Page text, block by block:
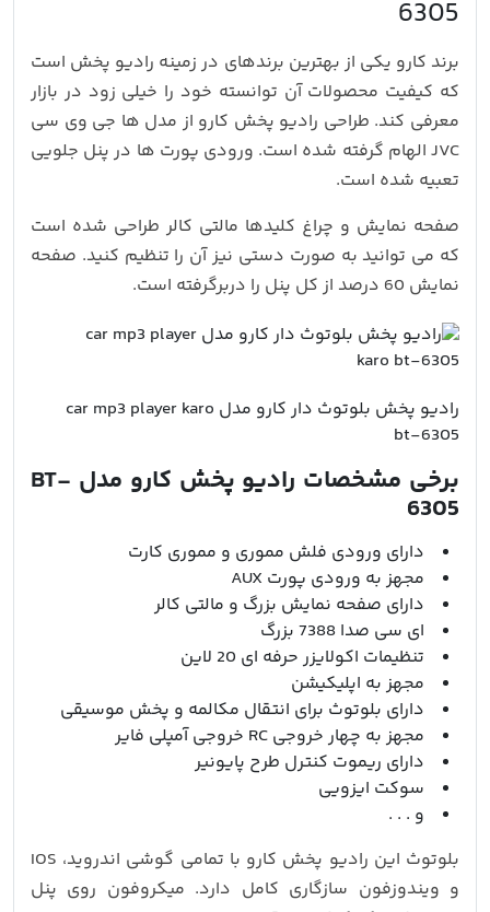
6305
برند کارو یکی از بهترین برندهای در زمینه رادیو پخش است
که کیفیت محصولات آن توانسته خود را خیلی زود در بازار
معرفی کند. طراحی رادیو پخش کارو از مدل ها جی وی سی
JVC الهام گرفته شده است. ورودی پورت ها در پنل جلویی
تعبیه شده است.
صفحه نمایش و چراغ کلیدها مالتی کالر طراحی شده است
که می توانید به صورت دستی نیز آن را تنظیم کنید. صفحه
نمایش 60 درصد از کل پنل را دربرگرفته است.
رادیو پخش بلوتوث دار کارو مدل car mp3 player karo
bt-6305
برخی مشخصات رادیو پخش کارو مدل BT-
6305
دارای ورودی فلش مموری و مموری کارت
مجهز به ورودی پورت AUX
دارای صفحه نمایش بزرگ و مالتی کالر
ای سی صدا 7388 بزرگ
تنظیمات اکولایزر حرفه ای 20 لاین
مجهز به اپلیکیشن
دارای بلوتوث برای انتقال مکالمه و پخش موسیقی
مجهز به چهار خروجی RC خروجی آمپلی فایر
دارای ریموت کنترل طرح پایونیر
سوکت ایزویی
و . . .
بلوتوث این رادیو پخش کارو با تمامی گوشی اندروید، IOS
و ویندوزفون سازگاری کامل دارد. میکروفون روی پنل